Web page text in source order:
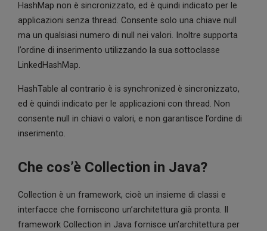
HashMap non è sincronizzato, ed è quindi indicato per le
applicazioni senza thread. Consente solo una chiave null
ma un qualsiasi numero di null nei valori. Inoltre supporta
l’ordine di inserimento utilizzando la sua sottoclasse
LinkedHashMap.
HashTable al contrario è is synchronized è sincronizzato,
ed è quindi indicato per le applicazioni con thread. Non
consente null in chiavi o valori, e non garantisce l’ordine di
inserimento.
Che cos’è Collection in Java?
Collection è un framework, cioè un insieme di classi e
interfacce che forniscono un’architettura già pronta. Il
framework Collection in Java fornisce un’architettura per